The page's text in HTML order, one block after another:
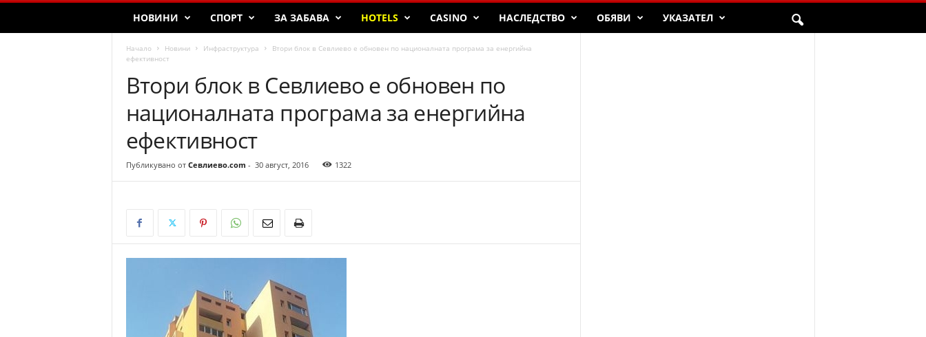
НОВИНИ СПОРТ ЗА ЗАБАВА HOTELS CASINO НАСЛЕДСТВО ОБЯВИ УКАЗАТЕЛ
Начало Новини Инфраструктура
Втори блок в Севлиево е обновен по националната програма за енергийна
ефективност
Втори блок в Севлиево е обновен по
националната програма за енергийна
ефективност
Публикувано от Севлиево.com - 30 август, 2016 1322